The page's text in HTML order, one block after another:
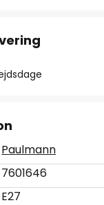
Paulmann
7601646
E27